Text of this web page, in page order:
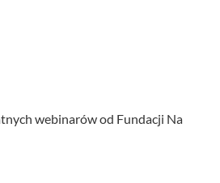
webinarów od Fundacji Na